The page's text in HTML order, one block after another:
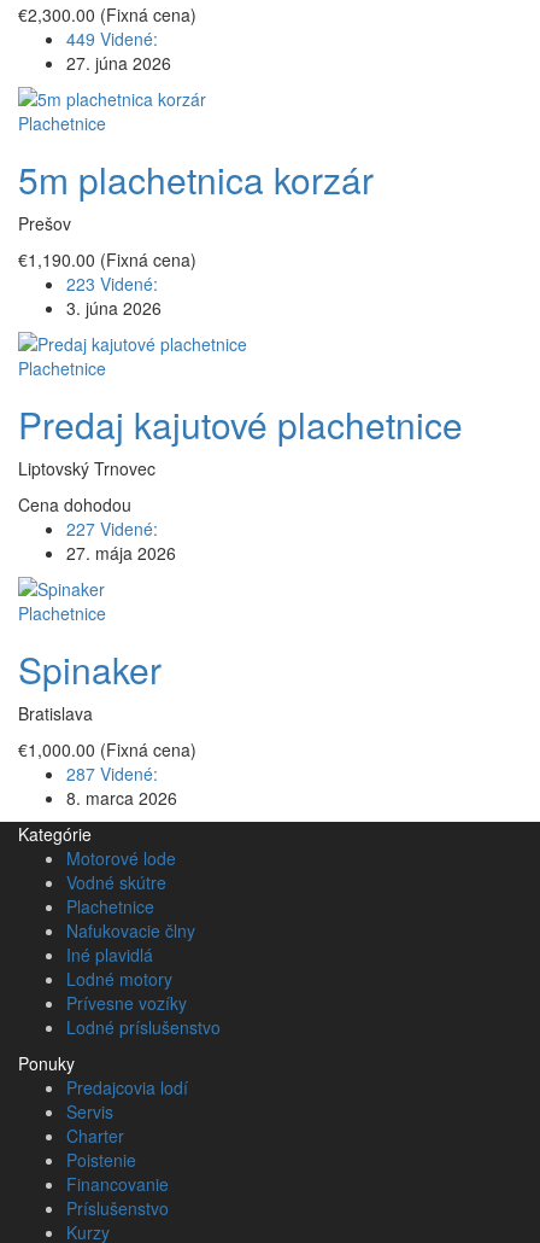
€2,300.00 (Fixná cena)
449 Videné:
27. júna 2026
Plachetnice
5m plachetnica korzár
Prešov
€1,190.00 (Fixná cena)
223 Videné:
3. júna 2026
Plachetnice
Predaj kajutové plachetnice
Liptovský Trnovec
Cena dohodou
227 Videné:
27. mája 2026
Plachetnice
Spinaker
Bratislava
€1,000.00 (Fixná cena)
287 Videné:
8. marca 2026
Kategórie
Motorové lode
Vodné skútre
Plachetnice
Nafukovacie člny
Iné plavidlá
Lodné motory
Prívesne vozíky
Lodné príslušenstvo
Ponuky
Predajcovia lodí
Servis
Charter
Poistenie
Financovanie
Príslušenstvo
Kurzy